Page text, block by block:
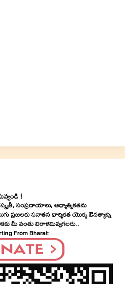
!
సంప్రదాయాలు, ఆధ్యాత్మికతను
ప్రజలకు సనాతన ధార్మికత యొక్క ఔనత్యాన్ని
మీ వంతు విరాళమివ్వగలరు..
From Bharat: